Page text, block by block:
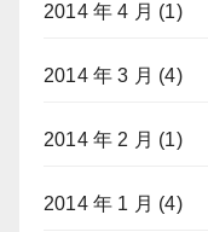
2014 年 4 月 (1)
2014 年 3 月 (4)
2014 年 2 月 (1)
2014 年 1 月 (4)